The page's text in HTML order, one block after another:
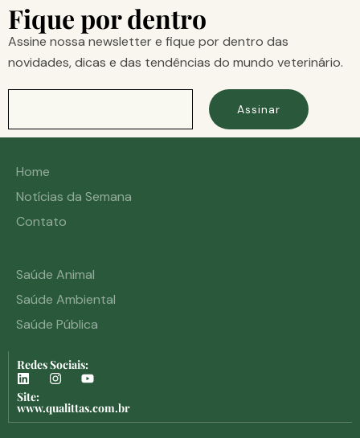
Fique por dentro
Assine nossa newsletter e fique por dentro das
novidades, dicas e das tendências do mundo veterinário.
Assinar
Home
Notícias da Semana
Contato
Saúde Animal
Saúde Ambiental
Saúde Pública
Redes Sociais:
Site:
www.qualittas.com.br